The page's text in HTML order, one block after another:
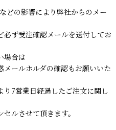
どの影響により弊社からのメー
ず受注確認メールを送付してお
場合は
ールホルダの確認もお願いいた
り7営業日経過したご注文に関し
ルさせて頂きます。